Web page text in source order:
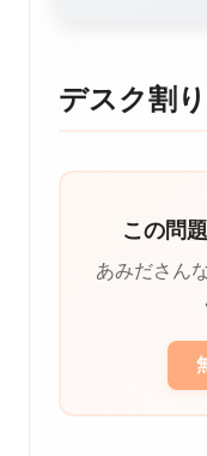
デスク割
この問
あみださん